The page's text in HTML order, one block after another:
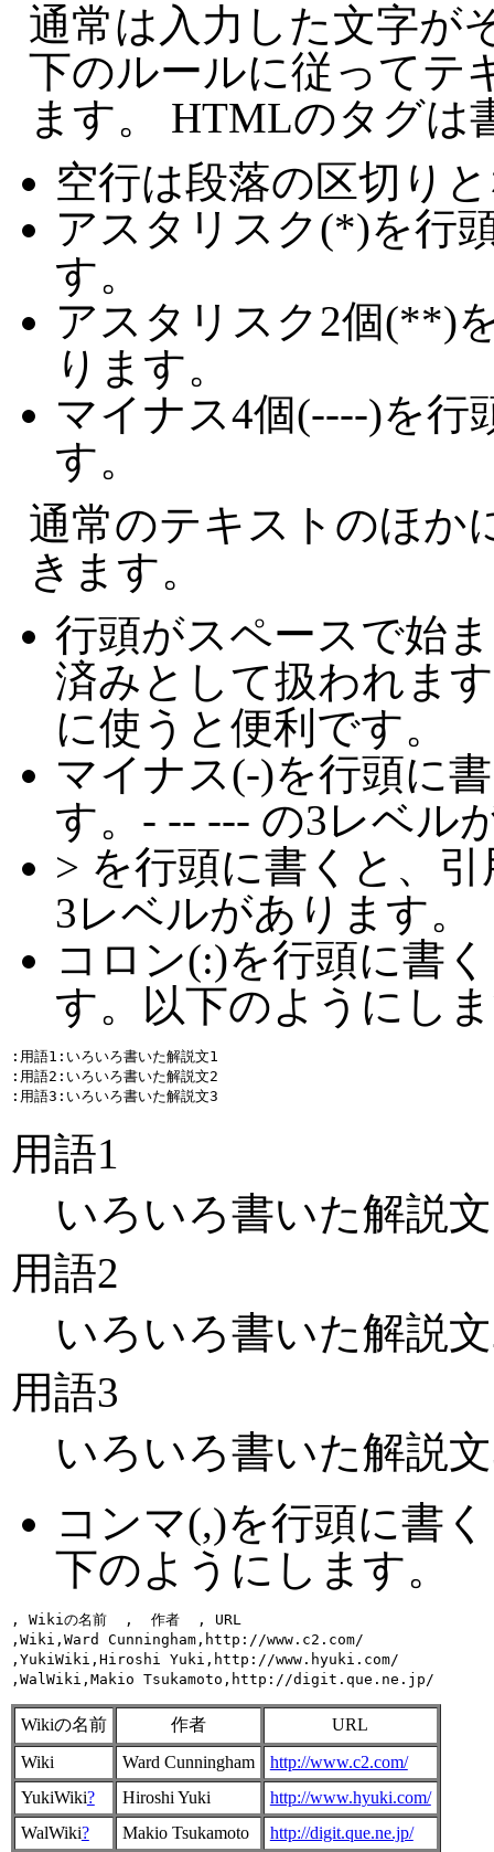
通常は入力した文字が
下のルールに従ってテ
ます。 HTMLのタグは
空行は段落の区切り
アスタリスク(*)を行
す。
アスタリスク2個(**)
ります。
マイナス4個(----)を行
す。
通常のテキストのほか
きます。
行頭がスペースで始
済みとして扱われま
に使うと便利です。
マイナス(-)を行頭に
す。- -- --- の3レベル
> を行頭に書くと、
3レベルがあります。
コロン(:)を行頭に書
す。以下のようにし
:用語1:いろいろ書いた解説文1
:用語2:いろいろ書いた解説文2
用語1
いろいろ書いた解説
用語2
いろいろ書いた解説
用語3
いろいろ書いた解説
コンマ(,)を行頭に書
下のようにします。
, Wikiの名前  ,  作者  , URL
,Wiki,Ward Cunningham,http://www.c2.com/
,YukiWiki,Hiroshi Yuki,http://www.hyuki.com/
Wikiの名前 作者
URL
Wiki
Ward Cunningham
http://www.c2.com/
YukiWiki? Hiroshi Yuki
http://www.hyuki.com/
WalWiki? Makio Tsukamoto http://digit.que.ne.jp/